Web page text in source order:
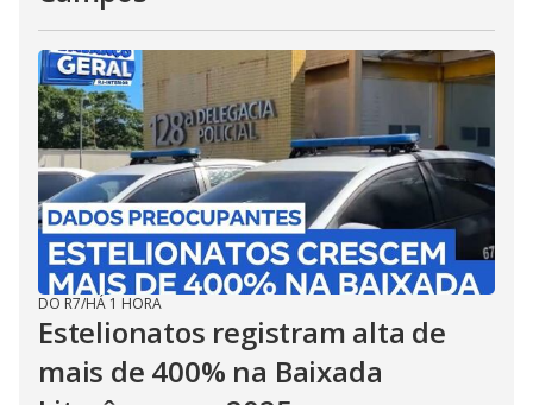
DO R7/HÁ 1 HORA
Estelionatos registram alta de
mais de 400% na Baixada